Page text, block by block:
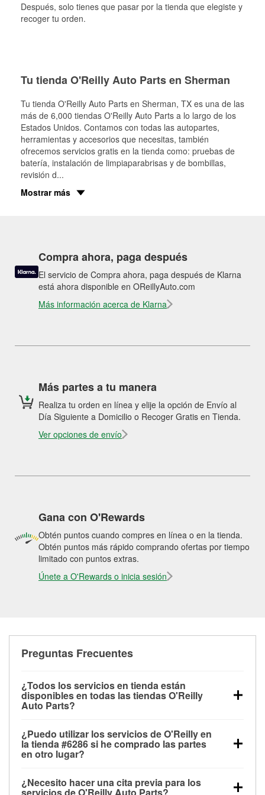
Después, solo tienes que pasar por la tienda que elegiste y
recoger tu orden.
Tu tienda O'Reilly Auto Parts en Sherman
Tu tienda O'Reilly Auto Parts en Sherman, TX es una de las
más de 6,000 tiendas O'Reilly Auto Parts a lo largo de los
Estados Unidos. Contamos con todas las autopartes,
herramientas y accesorios que necesitas, también
ofrecemos servicios gratis en la tienda como: pruebas de
batería, instalación de limpiaparabrisas y de bombillas,
revisión d...
Mostrar más
Compra ahora, paga después
El servicio de Compra ahora, paga después de Klarna
está ahora disponible en OReillyAuto.com
Más información acerca de Klarna
Más partes a tu manera
Realiza tu orden en línea y elije la opción de Envío al
Día Siguiente a Domicilio o Recoger Gratis en Tienda.
Ver opciones de envío
Gana con O'Rewards
Obtén puntos cuando compres en línea o en la tienda.
Obtén puntos más rápido comprando ofertas por tiempo
limitado con puntos extras.
Únete a O'Rewards o inicia sesión
Preguntas Frecuentes
¿Todos los servicios en tienda están
disponibles en todas las tiendas O'Reilly
Auto Parts?
las pruebas de batería, pruebas de alternador y
motor de arranque, revisión de la luz “Check Engine”
con O'Reilly VeriScan® e instalación de
limpiaparabrisas o bombillas, están disponibles en
todas las tiendas O'Reilly Auto Parts. La tienda
¿Puedo utilizar los servicios de O'Reilly en
la tienda #6286 si he comprado las partes
en otro lugar?
de O'Reilly Auto Parts que estén disponibles en la
¿Necesito hacer una cita previa para los